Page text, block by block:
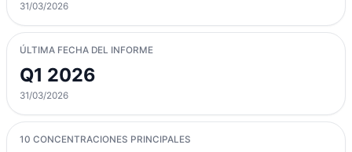
31/03/2026
ÚLTIMA FECHA DEL INFORME
Q1 2026
31/03/2026
10 CONCENTRACIONES PRINCIPALES